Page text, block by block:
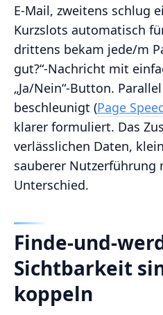
E‑Mail, zweitens schlug
Kurzslots automatisch
drittens bekam jede/m
gut?“-Nachricht mit
„Ja/Nein“‑Button.
beschleunigt (Page
klarer formuliert. Das
verlässlichen Daten,
sauberer Nutzerführung
Unterschied.
Sichtbarkeit
koppeln